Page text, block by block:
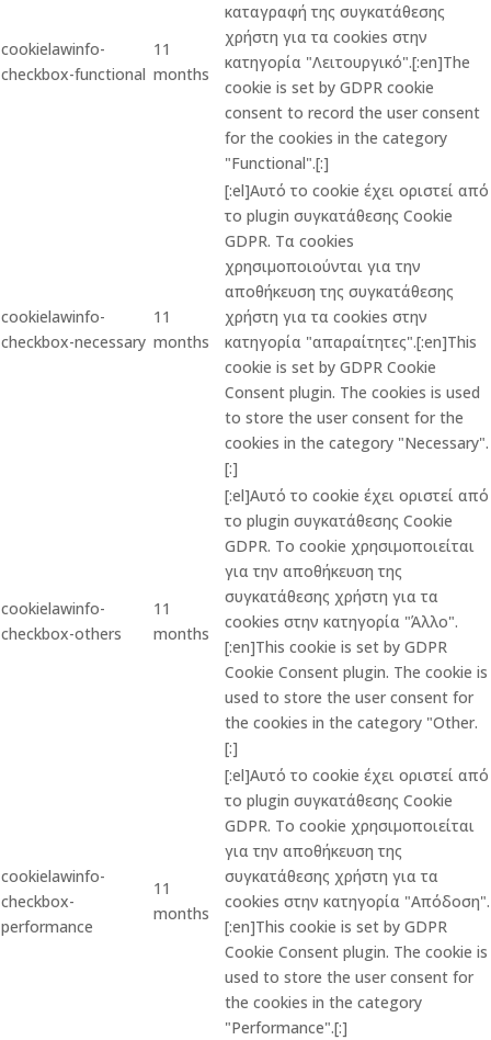
cookielawinfo-
checkbox-functional
11
months
καταγραφή της συγκατάθεσης
χρήστη για τα cookies στην
κατηγορία "Λειτουργικό".[:en]The
cookie is set by GDPR cookie
consent to record the user consent
for the cookies in the category
"Functional".[:]
cookielawinfo-
checkbox-necessary
11
months
[:el]Αυτό το cookie έχει οριστεί από
το plugin συγκατάθεσης Cookie
GDPR. Τα cookies
χρησιμοποιούνται για την
αποθήκευση της συγκατάθεσης
χρήστη για τα cookies στην
κατηγορία "απαραίτητες".[:en]This
cookie is set by GDPR Cookie
Consent plugin. The cookies is used
to store the user consent for the
cookies in the category "Necessary".
[:]
cookielawinfo-
checkbox-others
11
months
[:el]Αυτό το cookie έχει οριστεί από
το plugin συγκατάθεσης Cookie
GDPR. Το cookie χρησιμοποιείται
για την αποθήκευση της
συγκατάθεσης χρήστη για τα
cookies στην κατηγορία "Άλλο".
[:en]This cookie is set by GDPR
Cookie Consent plugin. The cookie is
used to store the user consent for
the cookies in the category "Other.
[:]
cookielawinfo-
checkbox-
performance
11
months
[:el]Αυτό το cookie έχει οριστεί από
το plugin συγκατάθεσης Cookie
GDPR. Το cookie χρησιμοποιείται
για την αποθήκευση της
συγκατάθεσης χρήστη για τα
cookies στην κατηγορία "Απόδοση".
[:en]This cookie is set by GDPR
Cookie Consent plugin. The cookie is
used to store the user consent for
the cookies in the category
"Performance".[:]